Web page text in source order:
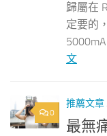
歸屬在
定要的
文
0
推薦文章
最無